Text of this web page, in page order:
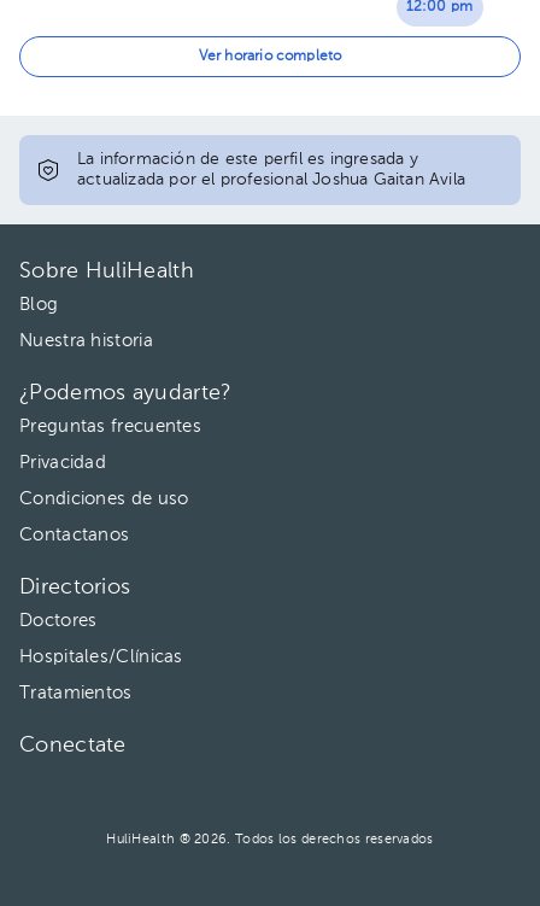
12:00 pm
Ver horario completo
La información de este perfil es ingresada y
actualizada por el profesional Joshua Gaitan Avila
Sobre HuliHealth
Blog
Nuestra historia
¿Podemos ayudarte?
Preguntas frecuentes
Privacidad
Condiciones de uso
Contactanos
Directorios
Doctores
Hospitales/Clínicas
Tratamientos
Conectate
HuliHealth ® 2026. Todos los derechos reservados